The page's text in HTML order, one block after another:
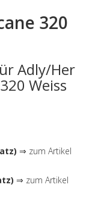
320
Adly/Her
Weiss
⇒ zum Artikel
⇒ zum Artikel